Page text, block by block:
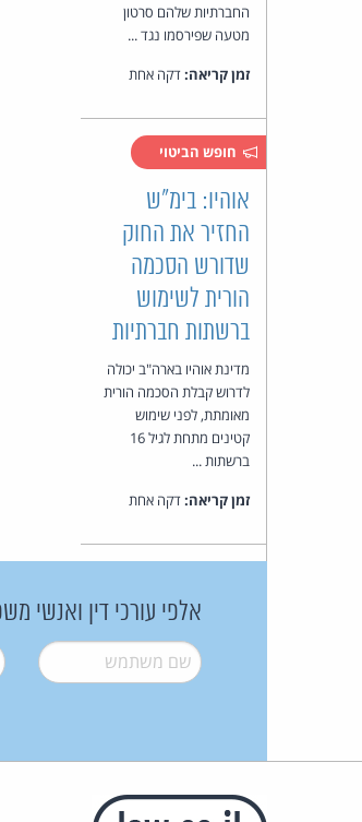
החברתיות שלהם סרטון
מטעה שפירסמו נגד ...
זמן קריאה:דקה אחת
חופש הביטוי
אוהיו: בימ"ש
החזיר את החוק
שדורש הסכמה
הורית לשימוש
ברשתות חברתיות
מדינת אוהיו בארה"ב יכולה
לדרוש קבלת הסכמה הורית
מאומתת, לפני שימוש
קטינים מתחת לגיל 16
ברשתות ...
זמן קריאה:דקה אחת
אלפי עורכי דין ואנשי
שם משתמש*